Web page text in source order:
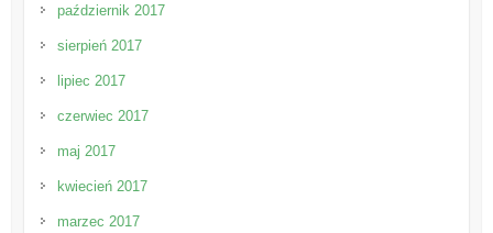
październik 2017
sierpień 2017
lipiec 2017
czerwiec 2017
maj 2017
kwiecień 2017
marzec 2017